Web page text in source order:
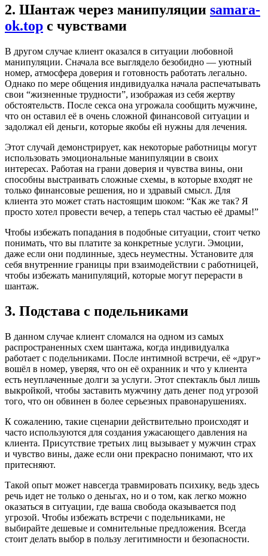
2. Шантаж через манипуляции samara-
ok.top с чувствами
В другом случае клиент оказался в ситуации любовной
манипуляции. Сначала все выглядело безобидно — уютный
номер, атмосфера доверия и готовность работать легально.
Однако по мере общения индивидуалка начала распечатывать
свои “жизненные трудности”, изображая из себя жертву
обстоятельств. После секса она угрожала сообщить мужчине,
что он оставил её в очень сложной финансовой ситуации и
задолжал ей деньги, которые якобы ей нужны для лечения.
Этот случай демонстрирует, как некоторые работницы могут
использовать эмоциональные манипуляции в своих
интересах. Работая на грани доверия и чувства вины, они
способны выстраивать сложные схемы, в которые входят не
только финансовые решения, но и здравый смысл. Для
клиента это может стать настоящим шоком: “Как же так? Я
просто хотел провести вечер, а теперь стал частью её драмы!”
Чтобы избежать попадания в подобные ситуации, стоит четко
понимать, что вы платите за конкретные услуги. Эмоции,
даже если они подлинные, здесь неуместны. Установите для
себя внутренние границы при взаимодействии с работницей,
чтобы избежать манипуляций, которые могут перерасти в
шантаж.
3. Подстава с подельниками
В данном случае клиент сломался на одном из самых
распространенных схем шантажа, когда индивидуалка
работает с подельниками. После интимной встречи, её «друг»
вошёл в номер, уверяя, что он её охранник и что у клиента
есть неуплаченные долги за услуги. Этот спектакль был лишь
выкройкой, чтобы заставить мужчину дать денег под угрозой
того, что он обвинен в более серьезных правонарушениях.
К сожалению, такие сценарии действительно происходят и
часто используются для создания ужасающего давления на
клиента. Присутствие третьих лиц вызывает у мужчин страх
и чувство вины, даже если они прекрасно понимают, что их
притесняют.
Такой опыт может навсегда травмировать психику, ведь здесь
речь идет не только о деньгах, но и о том, как легко можно
оказаться в ситуации, где ваша свобода оказывается под
угрозой. Чтобы избежать встречи с подельниками, не
выбирайте дешевые и сомнительные предложения. Всегда
стоит делать выбор в пользу легитимности и безопасности.